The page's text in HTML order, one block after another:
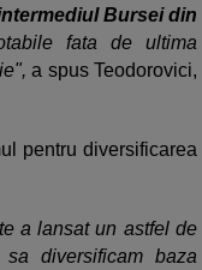
Bursei din
fata de ultima
a spus Teodorovici,
pentru diversificarea
a lansat un astfel de
diversificam baza